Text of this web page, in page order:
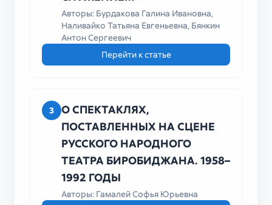
Авторы: Бурдакова Галина Ивановна,
Наливайко Татьяна Евгеньевна, Бянкин
Антон Сергеевич
Перейти к статье
3
О СПЕКТАКЛЯХ,
ПОСТАВЛЕННЫХ НА СЦЕНЕ
РУССКОГО НАРОДНОГО
ТЕАТРА БИРОБИДЖАНА. 1958–
1992 ГОДЫ
Авторы: Гамалей Софья Юрьевна